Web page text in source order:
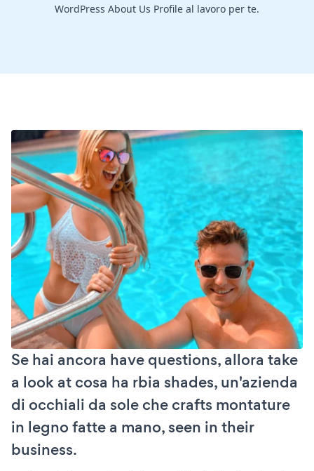
WordPress About Us Profile al lavoro per te.
Se hai ancora have questions, allora take
a look at cosa ha rbia shades, un'azienda
di occhiali da sole che crafts montature
in legno fatte a mano, seen in their
business.